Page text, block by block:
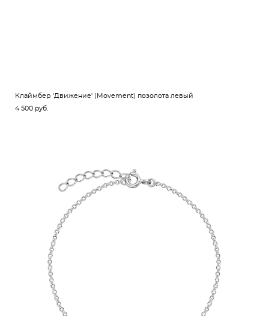
Клаймбер 'Движение' (Movement) позолота левый
4 500 pуб.